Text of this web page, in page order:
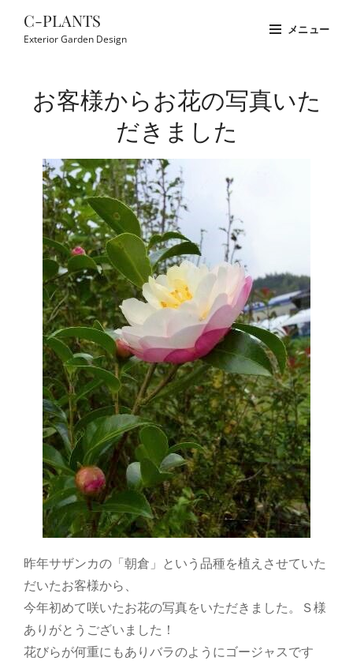
C-PLANTS
Exterior Garden Design
メニュー
Overlayお客様からお花の写真いた
だきました
昨年サザンカの「朝倉」という品種を植えさせていた
だいたお客様から、
今年初めて咲いたお花の写真をいただきました。Ｓ様
ありがとうございました！
花びらが何重にもありバラのようにゴージャスです